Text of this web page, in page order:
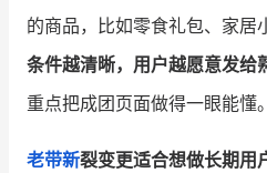
的商品，比如零食礼包、家居
条件越清晰，用户越愿意发给
重点把成团页面做得一眼能懂。
老带新裂变更适合想做长期用